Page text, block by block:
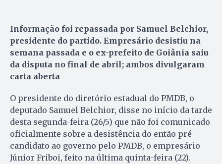
Informação foi repassada por Samuel Belchior,
presidente do partido. Empresário desistiu na
semana passada e o ex-prefeito de Goiânia saiu
da disputa no final de abril; ambos divulgaram
carta aberta
O presidente do diretório estadual do PMDB, o
deputado Samuel Belchior, disse no início da tarde
desta segunda-feira (26/5) que não foi comunicado
oficialmente sobre a desistência do então pré-
candidato ao governo pelo PMDB, o empresário
Júnior Friboi, feito na última quinta-feira (22).